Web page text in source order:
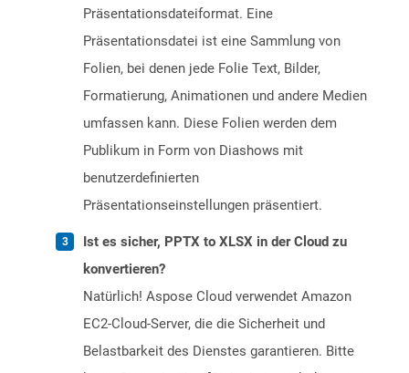
Präsentationsdateiformat. Eine
Präsentationsdatei ist eine Sammlung von
Folien, bei denen jede Folie Text, Bilder,
Formatierung, Animationen und andere Medien
umfassen kann. Diese Folien werden dem
Publikum in Form von Diashows mit
benutzerdefinierten
Präsentationseinstellungen präsentiert.
Ist es sicher, PPTX to XLSX in der Cloud zu
konvertieren?
Natürlich! Aspose Cloud verwendet Amazon
EC2-Cloud-Server, die die Sicherheit und
Belastbarkeit des Dienstes garantieren. Bitte